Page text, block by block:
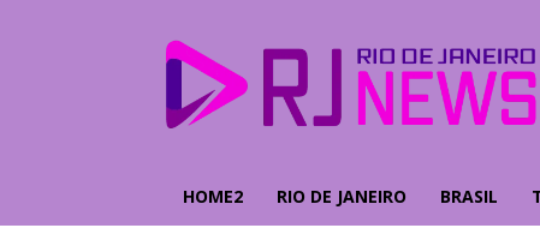
HOME2 RIO DE JANEIRO BRASIL